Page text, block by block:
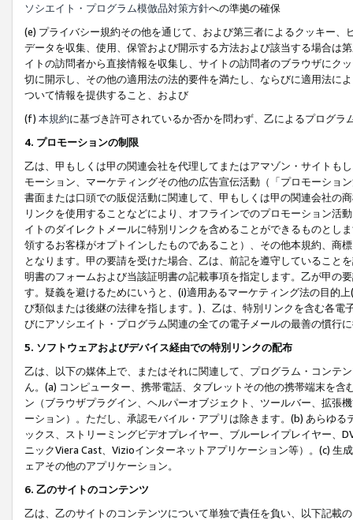
ソシエイト・プログラム模倣品対策方針への準拠の確保
(e) プライバシー規約その他を通じて、および第三者によるクッキー
データを収集、使用、保管および開示する方法および該当する場合は
イトの訪問者から直接情報を収集し、サイトの訪問者のブラウザにク
切に開示し、その他の適用法の法的要件を満たし、ならびに適用法に
ついて情報を提供すること、および
(f) 本規約に基づき許可されているか否かを問わず、乙によるプログ
4. プロモーションの制限
乙は、甲もしくは甲の関連会社を代理してまたはアマゾン・サイトも
モーション、マーケティングその他の広告宣伝活動（「プロモーショ
書面または口頭での販促活動に関連して、甲もしくは甲の関連会社の
リンクを使用することなどにより、オフラインでのプロモーション活
イトのダイレクトメールに特別リンクを含めることができるものとし
領するお客様がオプトインしたものであること）、その他本規約、商
となります。甲の要請を受けた場合、乙は、前記を遵守していること
明書のフォームおよび当該証明書の記載事項を指定します。乙が甲の
す。疑義を避けるためにいうと、(i)適用あるマーケティング法の目的
び類似または後継の法律を指します。)、乙は、特別リンクを含む各
びにアソシエイト・プログラム関連の全ての電子メールの最善の慣行
5. ソフトウェアおよびデバイス経由での特別リンクの配布
乙は、以下の媒体上で、またはそれに関連して、プログラム・コンテ
ん。(a) コンピューター、携帯電話、タブレットその他の携帯端末を
ン（ブラウザプラグイン、ヘルパーオブジェクト、ツールバー、拡張
ーション）。ただし、承認モバイル・アプリは除きます。(b) あらゆ
ックス、ストリーミングビデオプレイヤー、ブルーレイプレイヤー、
ニックViera Cast、Vizioインターネットアプリケーション等）。(c)
ェアその他のアプリケーション。
6. 乙のサイトのコンテンツ
乙は、乙のサイトのコンテンツについて単独で責任を負い、以下記載